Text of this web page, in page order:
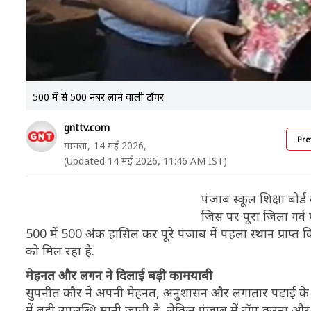
500 में से 500 नंबर लाने वाली टॉपर
gnttv.com
मानसा, 14 मई 2026,
(Updated 14 मई 2026, 11:46 AM IST)
पंजाब स्कूल शिक्षा
जिस पर पूरा जिला
500 में 500 अंक हासिल कर पूरे पंजाब में पहला स्थान
को मिल रहा है.
मेहनत और लगन ने दिलाई बड़ी कामयाबी
सुपनीत कौर ने अपनी मेहनत, अनुशासन और लगातार पढ़ाई के